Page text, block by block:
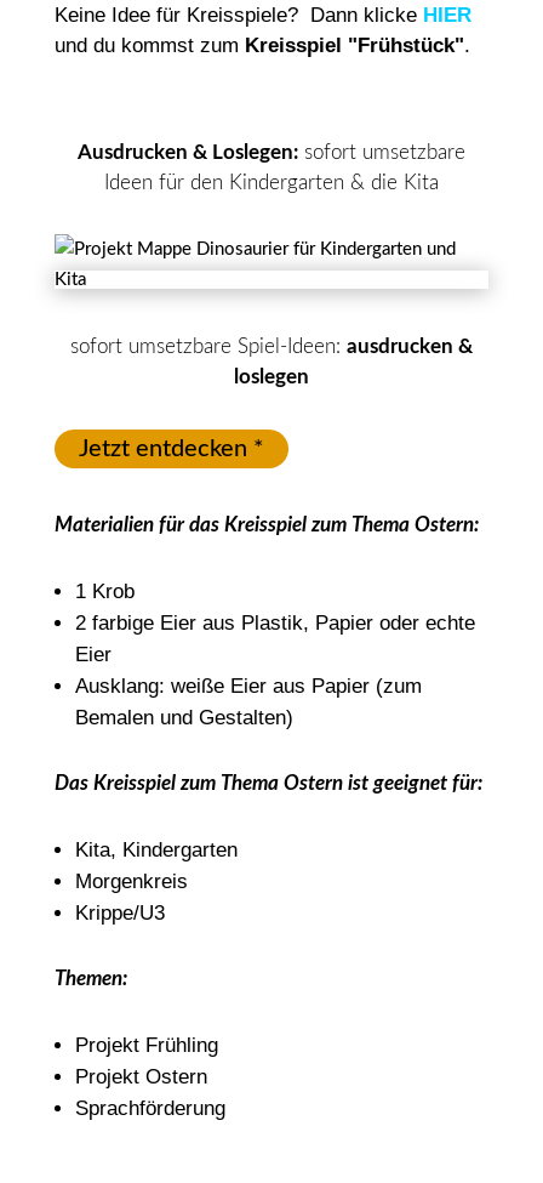
Keine Idee für Kreisspiele? Dann klicke HIER
und du kommst zum Kreisspiel "Frühstück".
Ausdrucken & Loslegen:sofort umsetzbare
Ideen für den Kindergarten & die Kita
sofort umsetzbare Spiel-Ideen: ausdrucken &
loslegen
Jetzt entdecken *
Materialien für das Kreisspiel zum Thema Ostern:
1 Krob
2 farbige Eier aus Plastik, Papier oder echte
Eier
Ausklang: weiße Eier aus Papier (zum
Bemalen und Gestalten)
Das Kreisspiel zum Thema Ostern ist geeignet für:
Kita, Kindergarten
Morgenkreis
Krippe/U3
Themen:
Projekt Frühling
Projekt Ostern
Sprachförderung